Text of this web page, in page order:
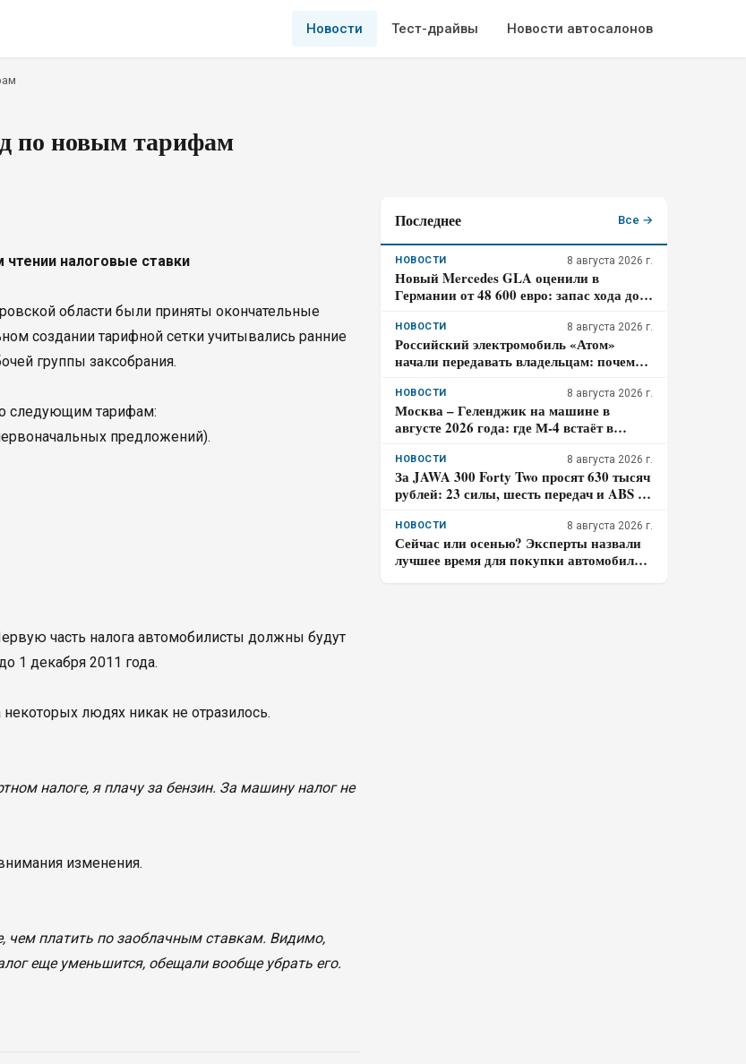
Новости Тест-драйвы Новости автосалонов
по новым тарифам
чтении налоговые ставки
области были приняты окончательные
создании тарифной сетки учитывались ранние
группы заксобрания.
следующим тарифам:
предложений).
часть налога автомобилисты должны будут
1 декабря 2011 года.
некоторых людях никак не отразилось.
налоге, я плачу за бензин. За машину налог не
изменения.
чем платить по заоблачным ставкам. Видимо,
еще уменьшится, обещали вообще убрать его.
Последнее Все →
НОВОСТИ 8 августа 2026 г.
Новый Mercedes GLA оценили в
Германии от 48 600 евро: запас хода до
гибрид появится только в 2027 году
НОВОСТИ 8 августа 2026 г.
Российский электромобиль «Атом»
начали передавать владельцам: почему
окончательной для покупателя
НОВОСТИ 8 августа 2026 г.
Москва – Геленджик на машине в
августе 2026 года: где М-4 встаёт в
до курортной зоны
НОВОСТИ 8 августа 2026 г.
За JAWA 300 Forty Two просят 630 тысяч
рублей: 23 силы, шесть передач и ABS –
году
НОВОСТИ 8 августа 2026 г.
Сейчас или осенью? Эксперты назвали
лучшее время для покупки автомобиля в